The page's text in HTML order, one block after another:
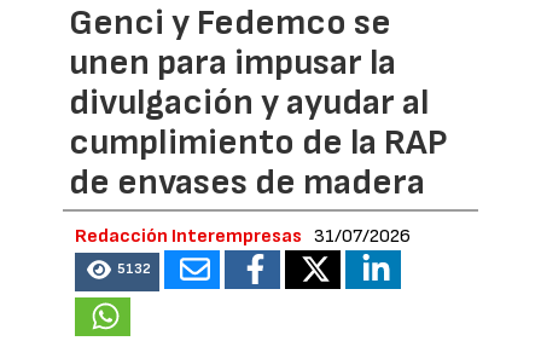
Genci y Fedemco se
unen para impusar la
divulgación y ayudar al
cumplimiento de la RAP
de envases de madera
Redacción Interempresas 31/07/2026
5132